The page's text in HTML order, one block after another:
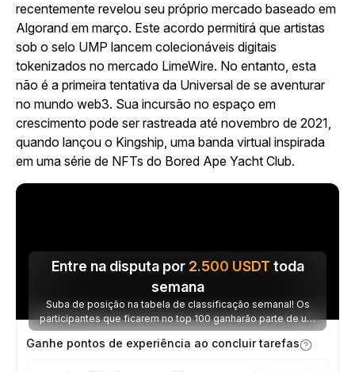
recentemente revelou seu próprio mercado baseado em
Algorand em março. Este acordo permitirá que artistas
sob o selo UMP lancem colecionáveis digitais
tokenizados no mercado LimeWire. No entanto, esta
não é a primeira tentativa da Universal de se aventurar
no mundo web3. Sua incursão no espaço em
crescimento pode ser rastreada até novembro de 2021,
quando lançou o Kingship, uma banda virtual inspirada
em uma série de NFTs do Bored Ape Yacht Club.
Entre na disputa por 2.500 USDT toda
semana
Suba de posição na tabela de classificação semanal! Os
participantes que ficarem no top 100 ganharão parte de um
prêmio de 2.500 USDT toda semana.
Ganhe pontos de experiência ao concluir tarefas